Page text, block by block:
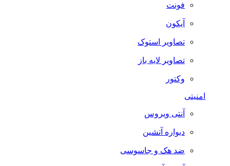
فونت
آیکون
تصاویر استوک
تصاویر لایه باز
وکتور
امنیتی
آنتی ویروس
دیواره آتشین
ضد هک و جاسوسی